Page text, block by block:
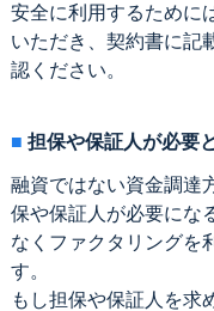
安全に利用するために
いただき、契約書に記
認ください。
担保や保証人が必要
融資ではない資金調達
保や保証人が必要にな
なくファクタリングを
す。
もし担保や保証人を求